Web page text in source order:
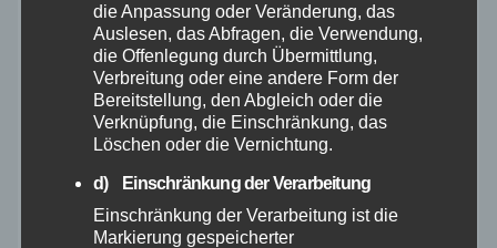
April 2025
März 2025
Januar 2025
die Anpassung oder Veränderung, das
Auslesen, das Abfragen, die Verwendung,
die Offenlegung durch Übermittlung,
Verbreitung oder eine andere Form der
Bereitstellung, den Abgleich oder die
Verknüpfung, die Einschränkung, das
Löschen oder die Vernichtung.
d) Einschränkung der Verarbeitung
Einschränkung der Verarbeitung ist die
Markierung gespeicherter